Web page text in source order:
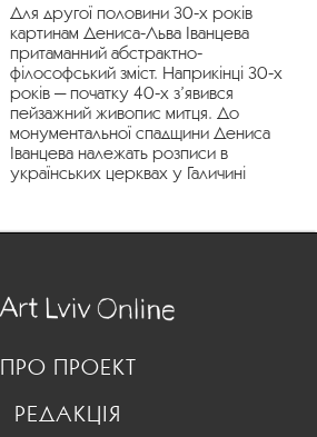
Для другої половини 30-х років
картинам Дениса-Льва Іванцева
притаманний абстрактно-
філософський зміст. Наприкінці 30-х
років — початку 40-х з’явився
пейзажний живопис митця. До
монументальної спадщини Дениса
Іванцева належать розписи в
українських церквах у Галичині
ПРО ПРОЕКТ
РЕДАКЦІЯ